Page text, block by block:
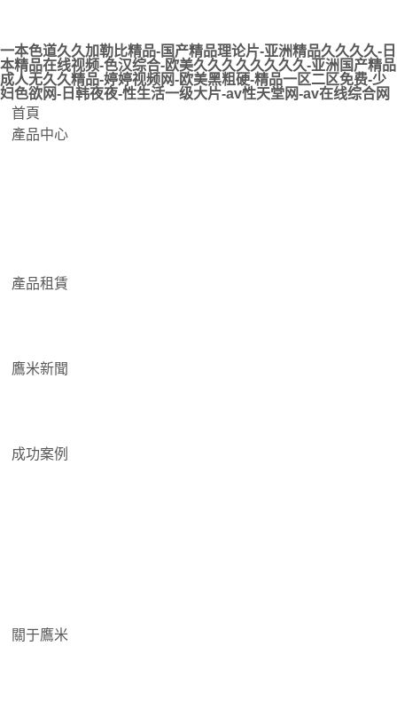
一本色道久久加勒比精品-国产精品理论片-亚洲精品久久久久-日
本精品在线视频-色汉综合-欧美久久久久久久久久-亚洲国产精品
成人无久久精品-婷婷视频网-欧美黑粗硬-精品一区二区免费-少
妇色欲网-日韩夜夜-性生活一级大片-av性天堂网-av在线综合网
首頁
產品中心
產品租賃
鷹米新聞
成功案例
關于鷹米